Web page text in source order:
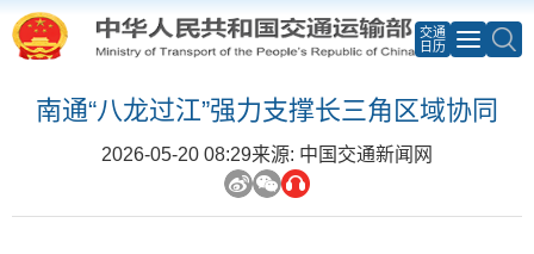
交通
日历
南通“八龙过江”强力支撑长三角区域协同
2026-05-20 08:29来源: 中国交通新闻网